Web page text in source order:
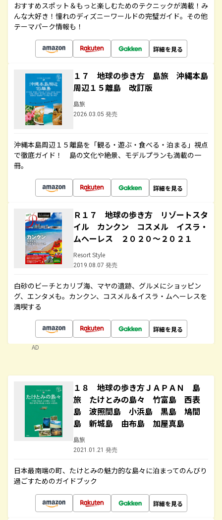
おすすめスポット＆もっと楽しむためのテクニックが満載！み
んな大好き！憧れのディズニーワールドの完璧ガイド。その他
テーマパーク情報も！
詳細を見る
１７ 地球の歩き方 島旅 沖縄本島
周辺１５離島 改訂版
島旅
2026.03.05 発売
沖縄本島周辺１５離島を「観る・遊ぶ・食べる・泊まる」視点
で徹底ガイド！ 島の文化や絶景、モデルプランも満載の一
冊。
詳細を見る
Ｒ１７ 地球の歩き方 リゾートスタ
イル カンクン コスメル イスラ・
ムヘーレス ２０２０～２０２１
Resort Style
2019.08.07 発売
白砂のビーチとカリブ海、マヤの遺跡、グルメにショッピン
グ、エンタメも。カンクン、コスメル＆イスラ・ムヘーレスを
満喫する
詳細を見る
AD
１８ 地球の歩き方ＪＡＰＡＮ 島
旅 たけとみの島々 竹富島 西表
島 波照間島 小浜島 黒島 鳩間
島 新城島 由布島 加屋真島
島旅
2021.01.21 発売
日本最南端の町、たけとみの魅力的な島々に泊まってのんびり
過ごすためのガイドブック
詳細を見る